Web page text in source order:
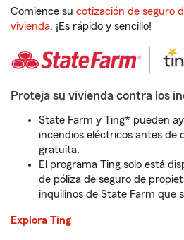
Comience su cotización de seguro
vivienda. ¡Es rápido y sencillo!
Proteja su vivienda contra los
State Farm y Ting* pueden
incendios eléctricos antes de
gratuita.
El programa Ting solo está
de póliza de seguro de
inquilinos de State Farm que
Explora Ting